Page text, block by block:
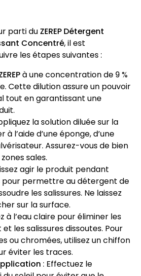
parti du ZEREP Détergent
Concentré, il est
les étapes suivantes :
à une concentration de 9 %
Cette dilution assure un pouvoir
tout en garantissant une
la solution diluée sur la
l’aide d’une éponge, d’une
Assurez-vous de bien
sales.
agir le produit pendant
pour permettre au détergent de
les salissures. Ne laissez
sur la surface.
à l’eau claire pour éliminer les
les salissures dissoutes. Pour
ou chromées, utilisez un chiffon
éviter les traces.
: Effectuez le